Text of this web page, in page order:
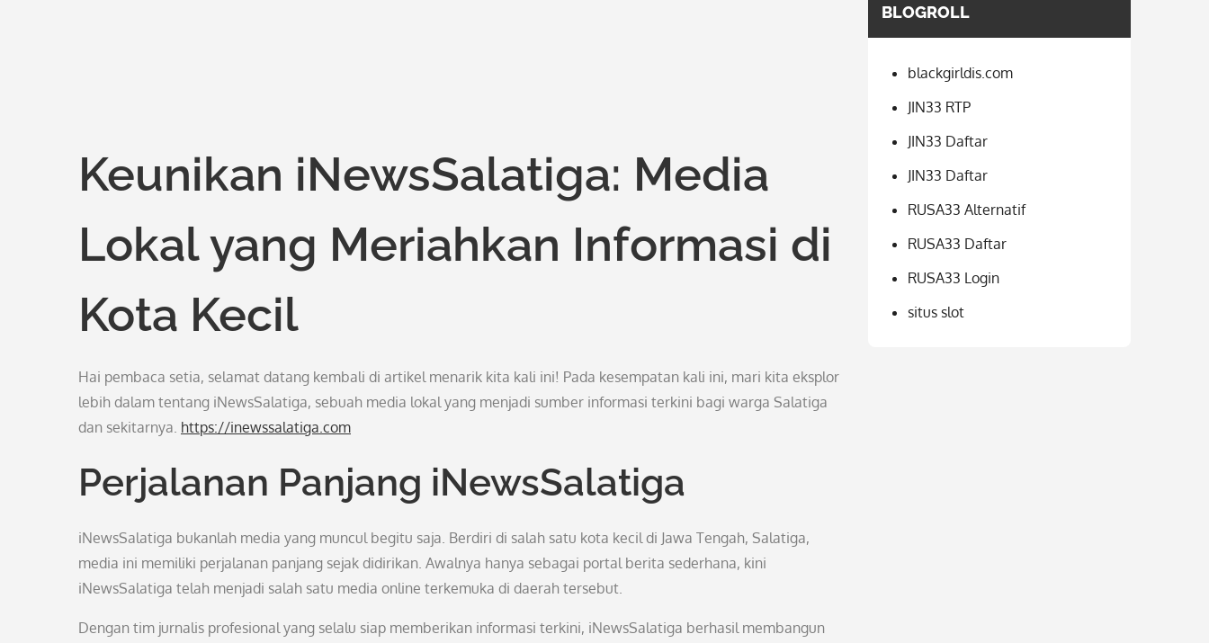
Keunikan iNewsSalatiga: Media
Lokal yang Meriahkan Informasi di
Kota Kecil
Hai pembaca setia, selamat datang kembali di artikel menarik kita kali ini! Pada kesempatan kali ini, mari kita eksplor
lebih dalam tentang iNewsSalatiga, sebuah media lokal yang menjadi sumber informasi terkini bagi warga Salatiga
dan sekitarnya. https://inewssalatiga.com
Perjalanan Panjang iNewsSalatiga
iNewsSalatiga bukanlah media yang muncul begitu saja. Berdiri di salah satu kota kecil di Jawa Tengah, Salatiga,
media ini memiliki perjalanan panjang sejak didirikan. Awalnya hanya sebagai portal berita sederhana, kini
iNewsSalatiga telah menjadi salah satu media online terkemuka di daerah tersebut.
Dengan tim jurnalis profesional yang selalu siap memberikan informasi terkini, iNewsSalatiga berhasil membangun
BLOGROLL
blackgirldis.com
JIN33 RTP
JIN33 Daftar
JIN33 Daftar
RUSA33 Alternatif
RUSA33 Daftar
RUSA33 Login
situs slot